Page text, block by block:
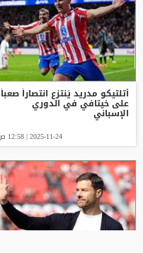
أتلتيكو مدريد يَنتزع انتصاراً صعباً
على خيتافي في الدوري
الإسباني
2025-11-24 | 12:58 ص